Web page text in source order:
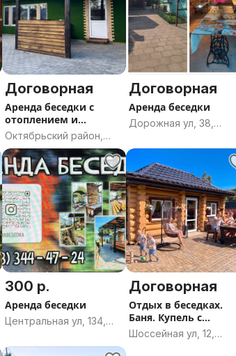
Гродненская область
Договорная
Аренда беседки с
отоплением и
кондиционером
Октябрьский район,
Могилёв, Могилёвская
область
Договорная
Аренда беседки
Дорожная ул, 38,
областного
Жодино, Минская
область
300 р.
Аренда беседки
Центральная ул, 134,
область
Договорная
Отдых в беседках.
Баня. Купель с
подогревом.
Шоссейная ул, 12,